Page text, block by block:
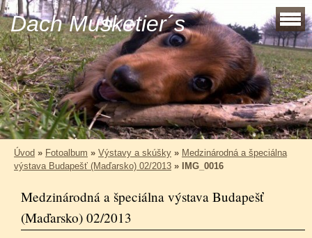
Dach Musketier´s
Úvod » Fotoalbum » Výstavy a skúšky » Medzinárodná a špeciálna
výstava Budapešť (Maďarsko) 02/2013 » IMG_0016
Medzinárodná a špeciálna výstava Budapešť
(Maďarsko) 02/2013